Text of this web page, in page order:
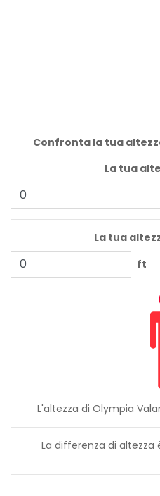
Confronta la tua
La tua
La tua
ft
L'altezza di Olympia
La differenza di altezza